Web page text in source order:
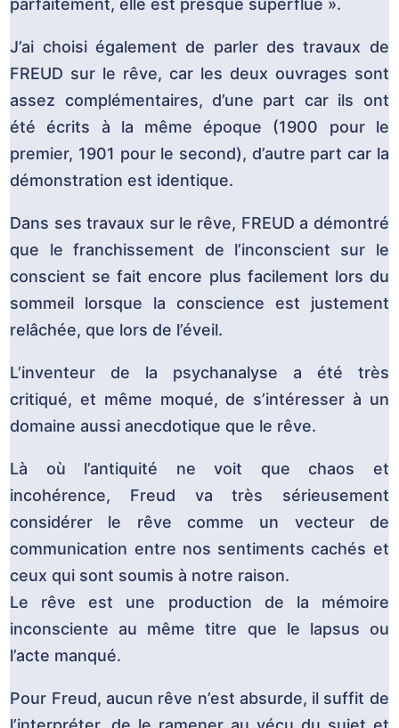
parfaitement, elle est presque superflue ».
J’ai choisi également de parler des travaux de
FREUD sur le rêve, car les deux ouvrages sont
assez complémentaires, d’une part car ils ont
été écrits à la même époque (1900 pour le
premier, 1901 pour le second), d’autre part car la
démonstration est identique.
Dans ses travaux sur le rêve, FREUD a démontré
que le franchissement de l’inconscient sur le
conscient se fait encore plus facilement lors du
sommeil lorsque la conscience est justement
relâchée, que lors de l’éveil.
L’inventeur de la psychanalyse a été très
critiqué, et même moqué, de s’intéresser à un
domaine aussi anecdotique que le rêve.
Là où l’antiquité ne voit que chaos et
incohérence, Freud va très sérieusement
considérer le rêve comme un vecteur de
communication entre nos sentiments cachés et
ceux qui sont soumis à notre raison.
Le rêve est une production de la mémoire
inconsciente au même titre que le lapsus ou
l’acte manqué.
Pour Freud, aucun rêve n’est absurde, il suffit de